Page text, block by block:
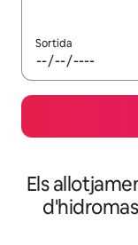
Sortida
Els